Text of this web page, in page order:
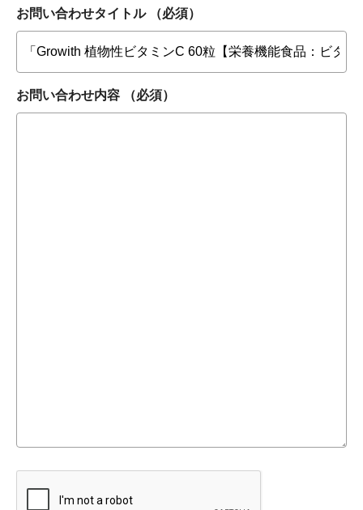
お問い合わせタイトル （必須）
お問い合わせ内容 （必須）